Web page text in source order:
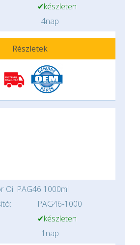
✔készleten
4nap
Részletek
Oil PAG46 1000ml
PAG46-1000
✔készleten
1nap